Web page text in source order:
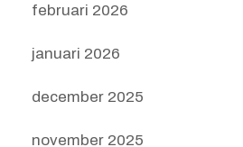
februari 2026
januari 2026
december 2025
november 2025